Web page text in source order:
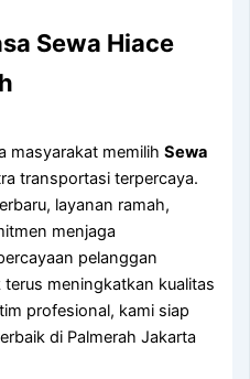
Sewa Hiace
masyarakat memilihSewa
transportasi terpercaya.
layanan ramah,
menjaga
pelanggan
meningkatkan kualitas
profesional, kami siap
di Palmerah Jakarta